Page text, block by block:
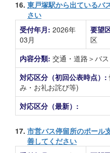
16. 東戸塚駅から出ているバ
さい
受付年月: 2026年
03月
要望
区
内容分類: 交通・道路＞バ
対応区分（初回公表時点）:
み・お礼お詫び等)
対応区分（最新）:
17. 市営バス停留所のポール
善してください